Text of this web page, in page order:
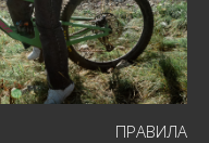
ПРАВИЛА